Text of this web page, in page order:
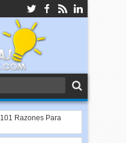
101 Razones Para